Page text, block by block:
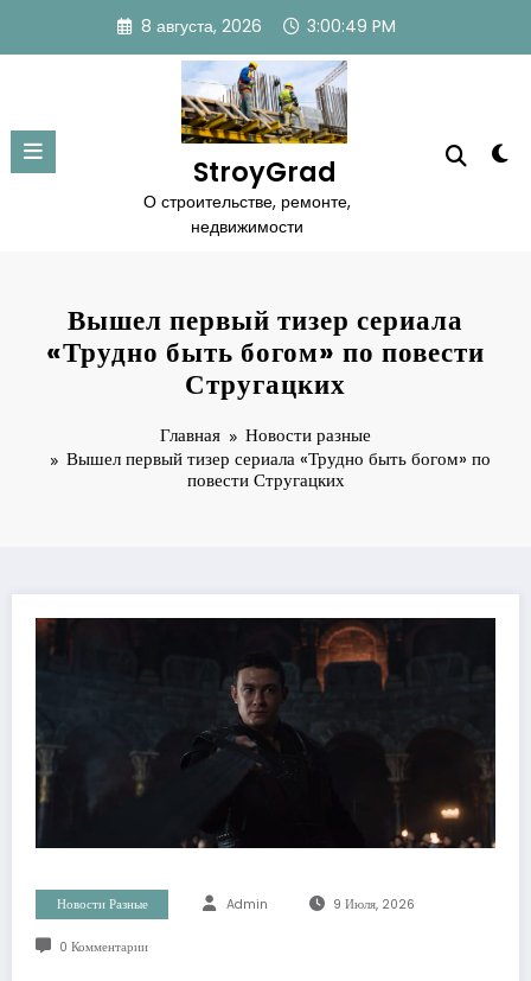
содержимому
8 августа, 2026 3:00:50 PM
StroyGrad
О строительстве, ремонте,
недвижимости
Вышел первый тизер сериала
«Трудно быть богом» по повести
Стругацких
Главная
Новости разные
Вышел первый тизер сериала «Трудно быть богом» по
повести Стругацких
Новости Разные Admin 9 Июля, 2026
0 Комментарии